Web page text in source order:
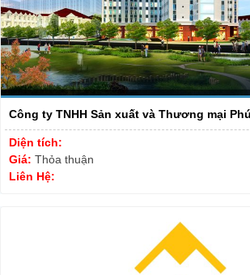
Công ty TNHH Sản xuất và Thương mại
Diện tích:
Giá: Thỏa thuận
Liên Hệ: